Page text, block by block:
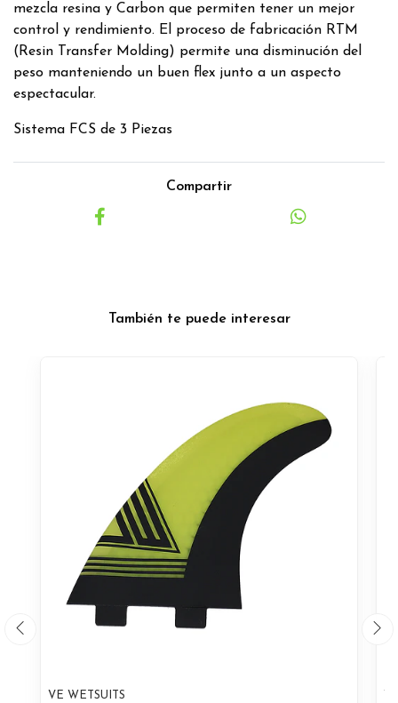
mezcla resina y Carbon que permiten tener un mejor
control y rendimiento. El proceso de fabricación RTM
(Resin Transfer Molding) permite una disminución del
peso manteniendo un buen flex junto a un aspecto
espectacular.
Sistema FCS de 3 Piezas
Compartir
También te puede interesar
VE WETSUITS